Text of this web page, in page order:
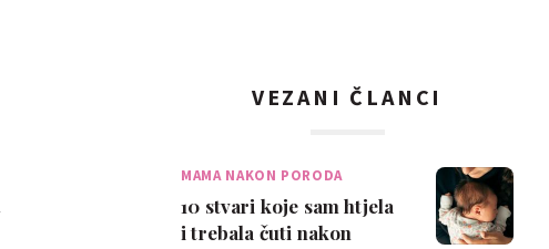
VEZANI ČLANCI
MAMA NAKON PORODA
10 stvari koje sam htjela
i trebala čuti nakon